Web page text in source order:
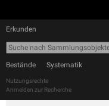
Erkunden
Bestände Systematik
Nutzungsrechte
Anmelden zur Recherche